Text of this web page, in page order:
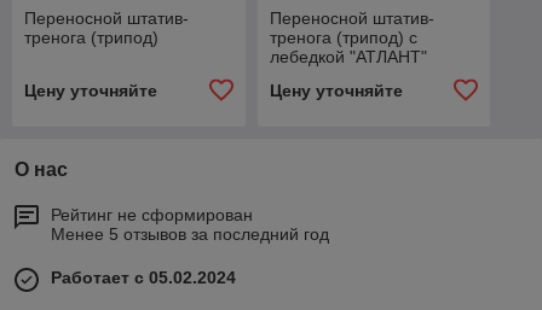
Переносной штатив-
тренога (трипод)
Цену уточняйте
Переносной штатив-
тренога (трипод) с
лебедкой "АТЛАНТ"
Цену уточняйте
О нас
Рейтинг не сформирован
Менее 5 отзывов за последний год
Работает с 05.02.2024